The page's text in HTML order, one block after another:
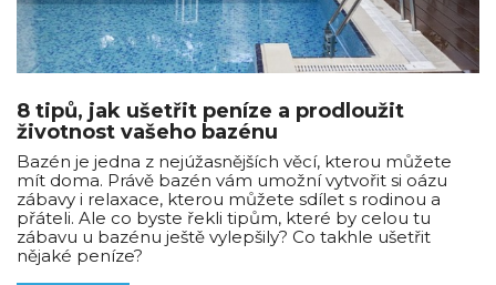
8 tipů, jak ušetřit peníze a prodloužit
životnost vašeho bazénu
Bazén je jedna z nejúžasnějších věcí, kterou můžete
mít doma. Právě bazén vám umožní vytvořit si oázu
zábavy i relaxace, kterou můžete sdílet s rodinou a
přáteli. Ale co byste řekli tipům, které by celou tu
zábavu u bazénu ještě vylepšily? Co takhle ušetřit
nějaké peníze?